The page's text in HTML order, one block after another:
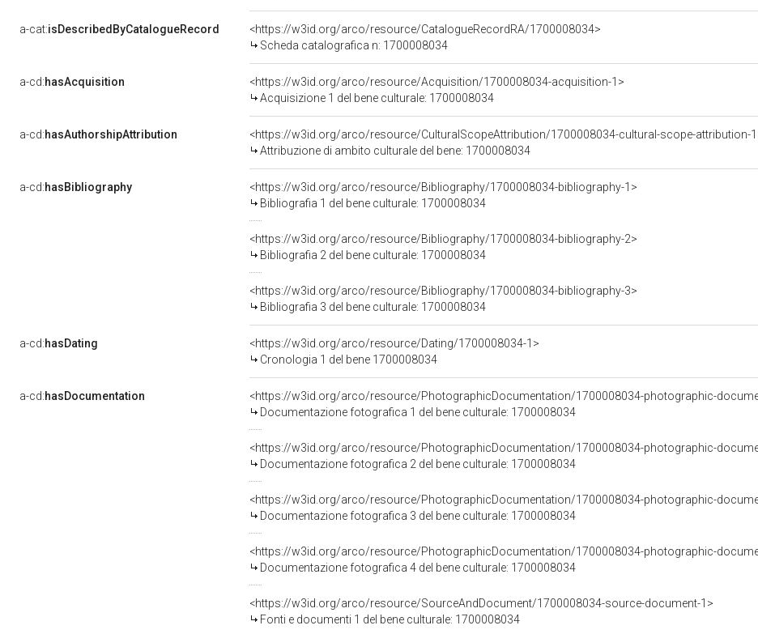
a-cat:isDescribedByCatalogueRecord
<https://w3id.org/arco/resource/CatalogueRecordRA/1700008034>
Scheda catalografica n: 1700008034
a-cd:hasAcquisition
<https://w3id.org/arco/resource/Acquisition/1700008034-acquisition-1>
Acquisizione 1 del bene culturale: 1700008034
a-cd:hasAuthorshipAttribution
<https://w3id.org/arco/resource/CulturalScopeAttribution/1700008034-cultural-scope-attribution-
Attribuzione di ambito culturale del bene: 1700008034
a-cd:hasBibliography
<https://w3id.org/arco/resource/Bibliography/1700008034-bibliography-1>
Bibliografia 1 del bene culturale: 1700008034
<https://w3id.org/arco/resource/Bibliography/1700008034-bibliography-2>
Bibliografia 2 del bene culturale: 1700008034
<https://w3id.org/arco/resource/Bibliography/1700008034-bibliography-3>
Bibliografia 3 del bene culturale: 1700008034
a-cd:hasDating
<https://w3id.org/arco/resource/Dating/1700008034-1>
Cronologia 1 del bene 1700008034
a-cd:hasDocumentation
<https://w3id.org/arco/resource/PhotographicDocumentation/1700008034-photographic-
Documentazione fotografica 1 del bene culturale: 1700008034
<https://w3id.org/arco/resource/PhotographicDocumentation/1700008034-photographic-
Documentazione fotografica 2 del bene culturale: 1700008034
<https://w3id.org/arco/resource/PhotographicDocumentation/1700008034-photographic-
Documentazione fotografica 3 del bene culturale: 1700008034
<https://w3id.org/arco/resource/PhotographicDocumentation/1700008034-photographic-
Documentazione fotografica 4 del bene culturale: 1700008034
<https://w3id.org/arco/resource/SourceAndDocument/1700008034-source-document-1>
Fonti e documenti 1 del bene culturale: 1700008034